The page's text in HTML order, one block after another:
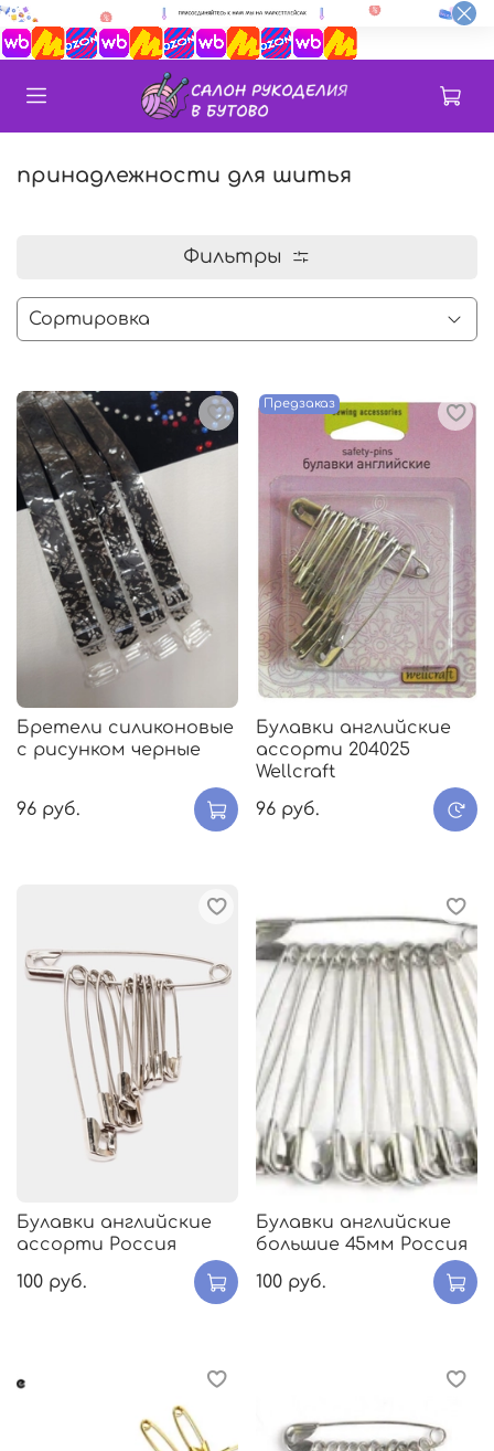
принадлежности для шитья
Фильтры
Бретели силиконовые
с рисунком черные
96 руб.
Предзаказ
Булавки английские
ассорти 204025
Wellcraft
96 руб.
Булавки английские
ассорти Россия
100 руб.
Булавки английские
большие 45мм Россия
100 руб.